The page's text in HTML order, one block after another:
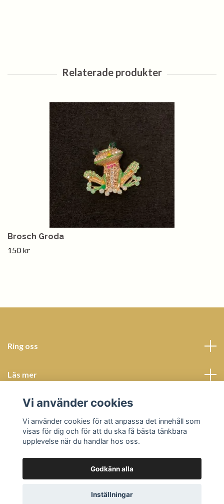
Brosch Groda
150 kr
Ring oss
Läs mer
Sociala medier
© 2026 Butik BohèmePowered by Quickbutik
Vi använder cookies
Vi använder cookies för att anpassa det innehåll som
visas för dig och för att du ska få bästa tänkbara
upplevelse när du handlar hos oss.
Godkänn alla
Inställningar